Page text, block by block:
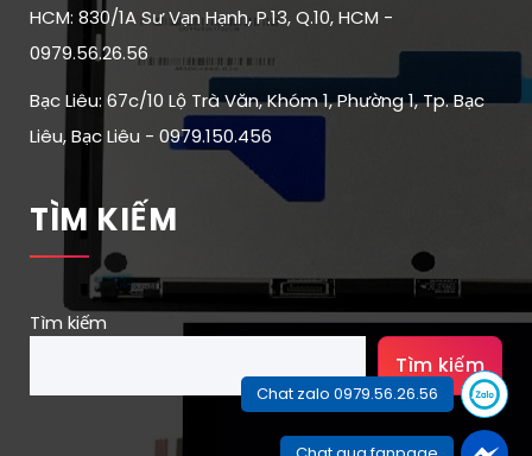
HCM: 830/1A Sư Vạn Hạnh, P.13, Q.10, HCM -
0979.56.26.56
Bạc Liêu: 67c/10 Lộ Trà Văn, Khóm 1, Phường 1, Tp. Bạc
Liêu, Bạc Liêu - 0979.150.456
TÌM KIẾM
Tìm kiếm
Tìm kiếm
Chat zalo 0979.56.26.56